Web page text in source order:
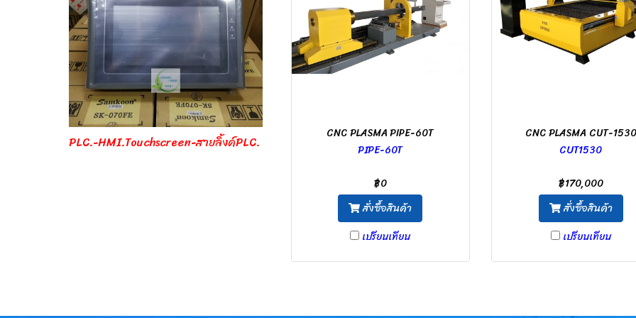
CNC PLASMA PIPE-60T
PIPE-60T
฿0
สั่งซื้อสินค้า
เปรียบเทียบ
CNC PLASMA CUT-1530
CUT1530
฿170,000
สั่งซื้อสินค้า
เปรียบเทียบ
PLC.-HMI.Touchscreen-สายลิ้งค์PLC.